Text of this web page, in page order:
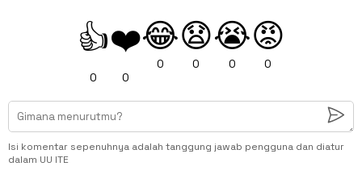
👍
0
❤️
0
😂
0
😧
0
😭
0
😡
0
Isi komentar sepenuhnya adalah tanggung jawab pengguna dan diatur
dalam UU ITE